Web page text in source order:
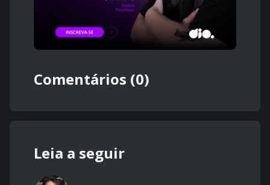
Comentários (0)
Leia a seguir